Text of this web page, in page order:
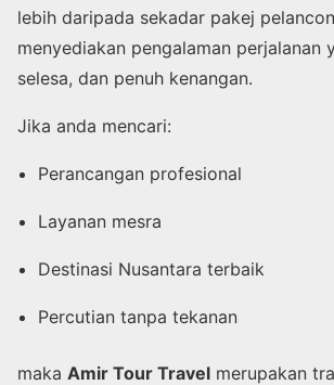
lebih daripada sekadar pakej
menyediakan pengalaman perjalanan
selesa, dan penuh kenangan.
Jika anda mencari:
Perancangan profesional
Layanan mesra
Destinasi Nusantara terbaik
Percutian tanpa tekanan
maka Amir Tour Travel merupakan